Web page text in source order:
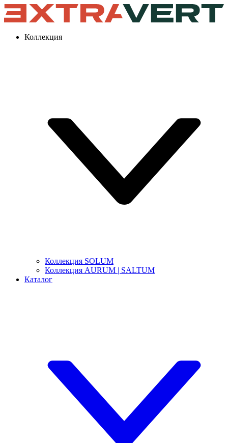
Коллекция
Коллекция SOLUM
Коллекция AURUM | SALTUM
Каталог